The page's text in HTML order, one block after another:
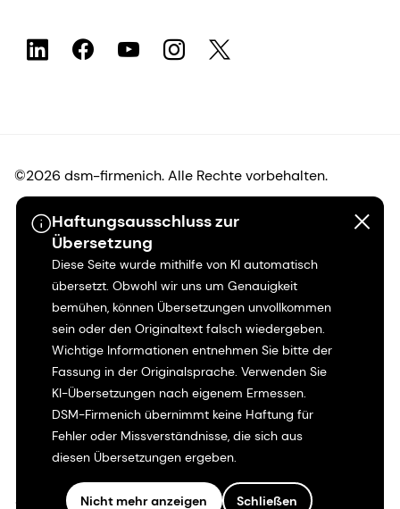
Haftungsausschluss zur
Übersetzung
Diese Seite wurde mithilfe von KI automatisch
übersetzt. Obwohl wir uns um Genauigkeit
bemühen, können Übersetzungen unvollkommen
sein oder den Originaltext falsch wiedergeben.
Wichtige Informationen entnehmen Sie bitte der
Fassung in der Originalsprache. Verwenden Sie
KI-Übersetzungen nach eigenem Ermessen.
DSM-Firmenich übernimmt keine Haftung für
Fehler oder Missverständnisse, die sich aus
diesen Übersetzungen ergeben.
Nicht mehr anzeigen Schließen
©2026 dsm-firmenich. Alle Rechte vorbehalten.
Hinweis zum Datenschutz
Bedingungen für die Nutzung
Bedingungen und Konditionen
Kalifornien-Transparenz
Erklärung zur Zugänglichkeit
Rechtliche Informationen
Sitemap